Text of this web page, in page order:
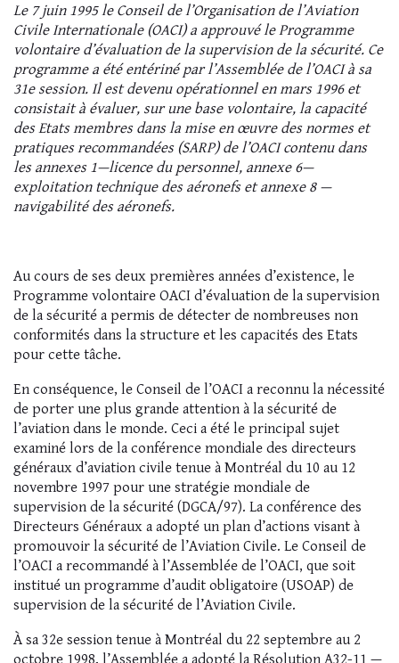
Le 7 juin 1995 le Conseil de l’Organisation de l’Aviation
Civile Internationale (OACI) a approuvé le Programme
volontaire d’évaluation de la supervision de la sécurité. Ce
programme a été entériné par l’Assemblée de l’OACI à sa
31e session. Il est devenu opérationnel en mars 1996 et
consistait à évaluer, sur une base volontaire, la capacité
des Etats membres dans la mise en œuvre des normes et
pratiques recommandées (SARP) de l’OACI contenu dans
les annexes 1—licence du personnel, annexe 6—
exploitation technique des aéronefs et annexe 8 —
navigabilité des aéronefs.
Au cours de ses deux premières années d’existence, le
Programme volontaire OACI d’évaluation de la supervision
de la sécurité a permis de détecter de nombreuses non
conformités dans la structure et les capacités des Etats
pour cette tâche.
En conséquence, le Conseil de l’OACI a reconnu la nécessité
de porter une plus grande attention à la sécurité de
l’aviation dans le monde. Ceci a été le principal sujet
examiné lors de la conférence mondiale des directeurs
généraux d’aviation civile tenue à Montréal du 10 au 12
novembre 1997 pour une stratégie mondiale de
supervision de la sécurité (DGCA/97). La conférence des
Directeurs Généraux a adopté un plan d’actions visant à
promouvoir la sécurité de l’Aviation Civile. Le Conseil de
l’OACI a recommandé à l’Assemblée de l’OACI, que soit
institué un programme d’audit obligatoire (USOAP) de
supervision de la sécurité de l’Aviation Civile.
À sa 32e session tenue à Montréal du 22 septembre au 2
octobre 1998, l’Assemblée a adopté la Résolution A32-11 —